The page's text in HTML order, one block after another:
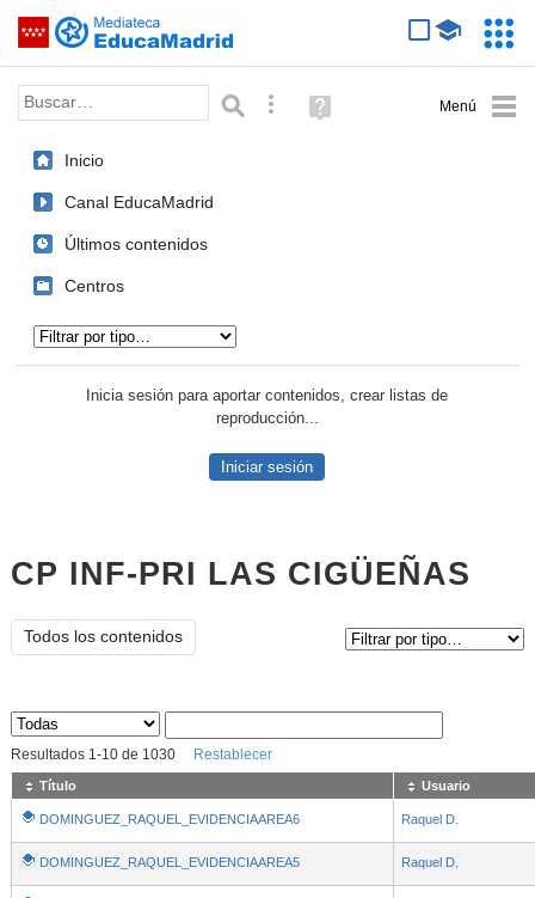
Saltar navegación
Palabra o frase: Búsqueda avanzada
Ayuda
(en
Inicio
Canal EducaMadrid
Últimos contenidos
Centros
Inicia sesión para aportar contenidos, crear listas de
reproducción...
Iniciar sesión
CP INF-PRI LAS CIGÜEÑAS
Todos los contenidos
Sus archivos
Resultados 1 -10de 1030 Restablecer
Título Usuario
DOMINGUEZ_RAQUEL_EVIDENCIAAREA6 Raquel D.
DOMINGUEZ_RAQUEL_EVIDENCIAAREA5 Raquel D.